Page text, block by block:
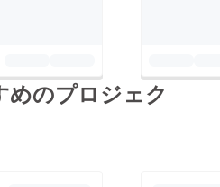
のプロジェク